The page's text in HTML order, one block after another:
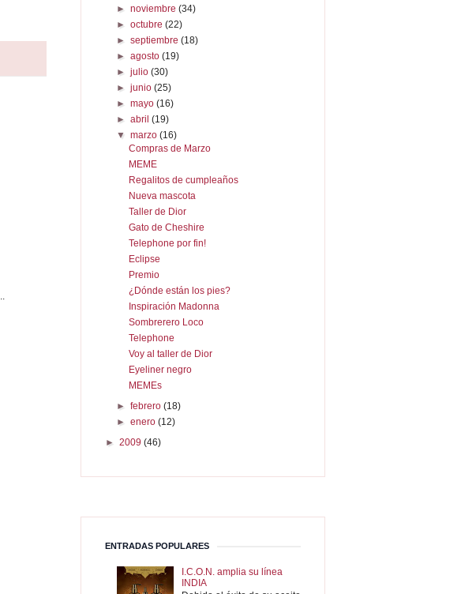
►noviembre(34)
►octubre(22)
►septiembre(18)
►agosto(19)
►julio(30)
►junio(25)
►mayo(16)
►abril(19)
▼marzo(16)
Compras de Marzo
MEME
Regalitos de cumpleaños
Nueva mascota
Taller de Dior
Gato de Cheshire
Telephone por fin!
Eclipse
Premio
¿Dónde están los pies?
Inspiración Madonna
Sombrerero Loco
Telephone
Voy al taller de Dior
Eyeliner negro
MEMEs
►febrero(18)
►enero(12)
► 2009 (46)
ENTRADAS POPULARES
I.C.O.N. amplia su línea
INDIA